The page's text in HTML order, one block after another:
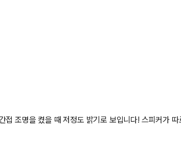
조명을 켰을 때 저정도 밝기로 보입니다! 스피커가